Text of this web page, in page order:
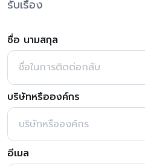
รับเรื่อง
ชื่อ นามสกุล
บริษัทหรือองค์กร
อีเมล